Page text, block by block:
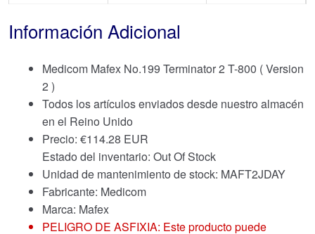
Información Adicional
Medicom Mafex No.199 Terminator 2 T-800 ( Version
2 )
Todos los artículos enviados desde nuestro almacén
en el Reino Unido
Precio: €114.28 EUR
Estado del inventario: Out Of Stock
Unidad de mantenimiento de stock: MAFT2JDAY
Fabricante: Medicom
Marca: Mafex
PELIGRO DE ASFIXIA: Este producto puede